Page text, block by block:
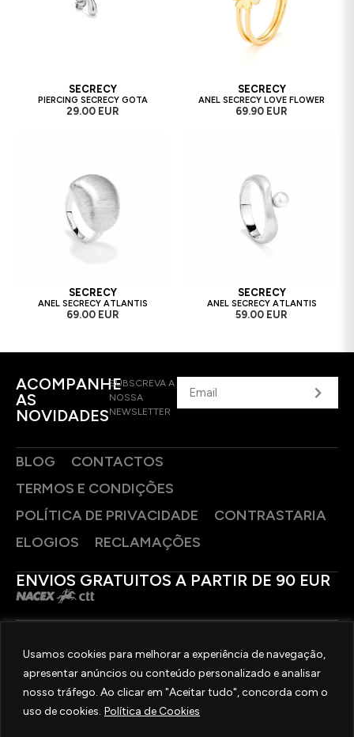
Usamos cookies para melhorar a experiência de navegação,
apresentar anúncios ou conteúdo personalizado e analisar
nosso tráfego. Ao clicar em "Aceitar tudo", concorda com o
uso de cookies. Política de Cookies
SECRECY
PIERCING SECRECY GOTA
29.00 EUR
SECRECY
ANEL SECRECY LOVE FLOWER
69.90 EUR
SECRECY
ANEL SECRECY ATLANTIS
69.00 EUR
SECRECY
ANEL SECRECY ATLANTIS
59.00 EUR
ACOMPANHE
AS
NOVIDADES
SUBSCREVA A
NOSSA
NEWSLETTER
BLOG
CONTACTOS
TERMOS E CONDIÇÕES
POLÍTICA DE PRIVACIDADE
CONTRASTARIA
ELOGIOS
RECLAMAÇÕES
ENVIOS GRATUITOS A PARTIR DE 90 EUR
SIGA-NOS
2025 © OURIVESARIA FRADIZELA